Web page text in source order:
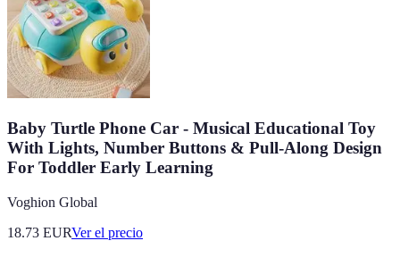
Baby Turtle Phone Car - Musical Educational Toy
With Lights, Number Buttons & Pull-Along Design
For Toddler Early Learning
Voghion Global
18.73 EURVer el precio